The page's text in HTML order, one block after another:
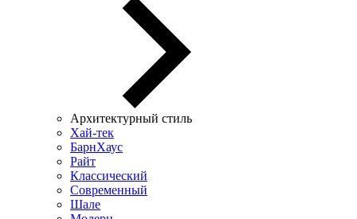
Архитектурный стиль
Хай-тек
БарнХаус
Райт
Классический
Современный
Шале